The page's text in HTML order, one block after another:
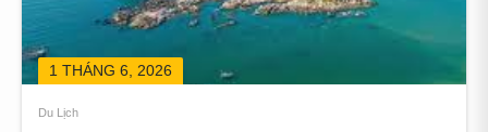
1 THÁNG 6, 2026
Du Lịch